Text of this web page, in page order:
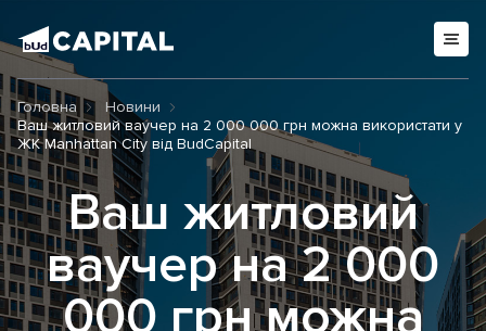
Головна
Новини
Ваш житловий ваучер на 2 000 000 грн можна використати у
ЖК Manhattan City від BudCapital
Ваш житловий
ваучер на 2 000
000 грн можна